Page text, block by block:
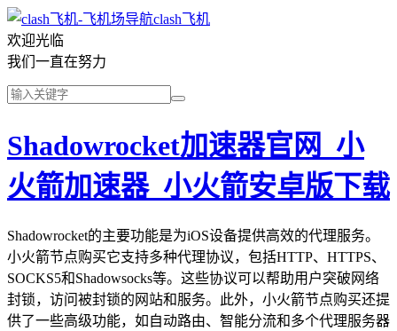
clash飞机
欢迎光临
我们一直在努力
Shadowrocket加速器官网_小
火箭加速器_小火箭安卓版下载
Shadowrocket的主要功能是为iOS设备提供高效的代理服务。
小火箭节点购买它支持多种代理协议，包括HTTP、HTTPS、
SOCKS5和Shadowsocks等。这些协议可以帮助用户突破网络
封锁，访问被封锁的网站和服务。此外，小火箭节点购买还提
供了一些高级功能，如自动路由、智能分流和多个代理服务器